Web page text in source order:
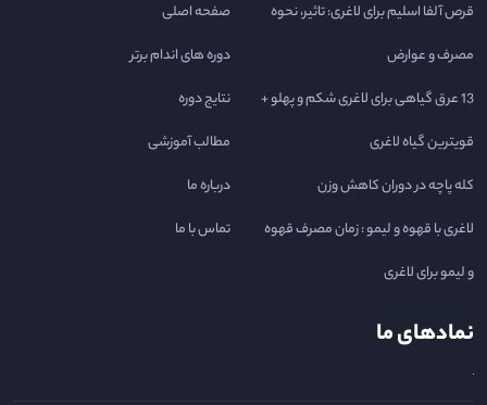
قرص آلفا اسلیم برای لاغری: تاثیر، نحوه
مصرف و عوارض
13 عرق گیاهی برای لاغری شکم و پهلو +
قویترین گیاه لاغری
کله پاچه در دوران کاهش وزن
لاغری با قهوه و لیمو : زمان مصرف قهوه
و لیمو برای لاغری
صفحه اصلی
دوره های اندام برتر
نتایج دوره
مطالب آموزشی
درباره ما
تماس با ما
نمادهای ما